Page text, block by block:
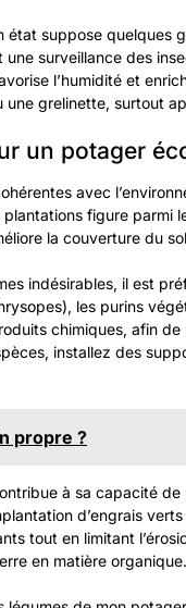
état suppose quelques
surveillance des
l’humidité et
grelinette, surtout
un potager
avec
figure parmi
la couverture du
indésirables, il est
les purins
chimiques, afin
installez des
propre ?
à sa capacité
d’engrais
tout en limitant
en matière organique.